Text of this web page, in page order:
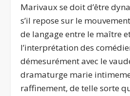
Marivaux se doit d’être
s’il repose sur le
de langage entre le maître
l’interprétation des
démesurément avec le
dramaturge marie
raffinement, de telle sorte